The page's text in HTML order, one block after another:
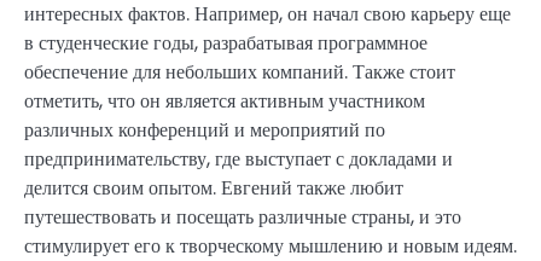
интересных фактов. Например, он начал свою карьеру еще
в студенческие годы, разрабатывая программное
обеспечение для небольших компаний. Также стоит
отметить, что он является активным участником
различных конференций и мероприятий по
предпринимательству, где выступает с докладами и
делится своим опытом. Евгений также любит
путешествовать и посещать различные страны, и это
стимулирует его к творческому мышлению и новым идеям.